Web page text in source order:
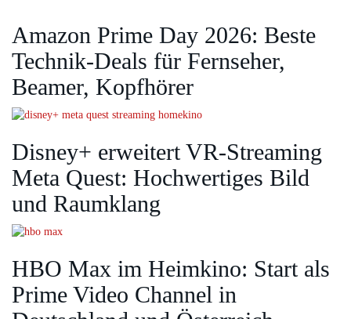
Amazon Prime Day 2026: Beste
Technik-Deals für Fernseher,
Beamer, Kopfhörer
Disney+ erweitert VR‑Streaming
Meta Quest: Hochwertiges Bild
und Raumklang
HBO Max im Heimkino: Start als
Prime Video Channel in